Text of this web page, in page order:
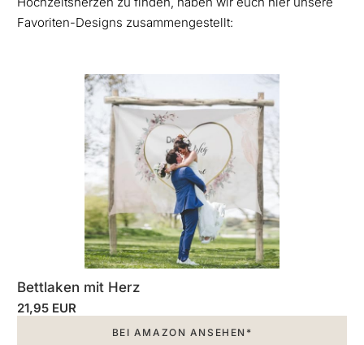
Favoriten-Designs zusammengestellt:
Bettlaken mit Herz
21,95 EUR
BEI AMAZON ANSEHEN*